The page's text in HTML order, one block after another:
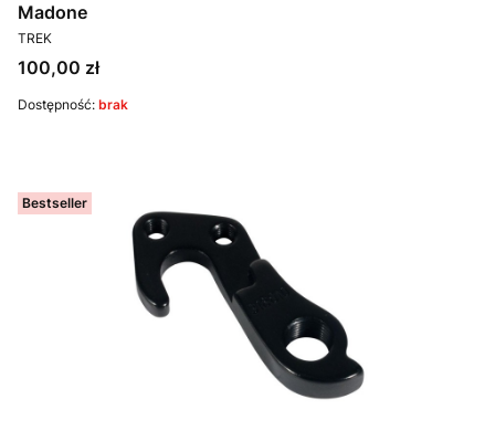
Madone
PRODUCENT
TREK
Cena
100,00 zł
Dostępność: brak
Bestseller